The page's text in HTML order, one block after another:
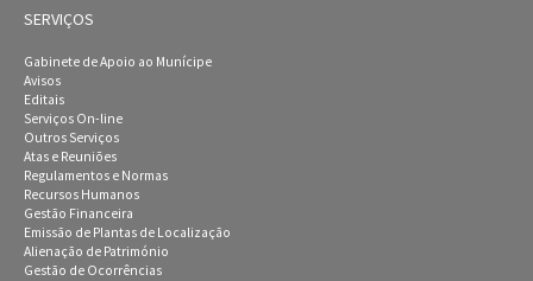
SERVIÇOS
Gabinete de Apoio ao Munícipe
Avisos
Editais
Serviços On-line
Outros Serviços
Atas e Reuniões
Regulamentos e Normas
Recursos Humanos
Gestão Financeira
Emissão de Plantas de Localização
Alienação de Património
Gestão de Ocorrências